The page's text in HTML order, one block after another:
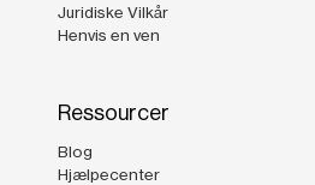
Juridiske Vilkår
Henvis en ven
Ressourcer
Blog
Hjælpecenter